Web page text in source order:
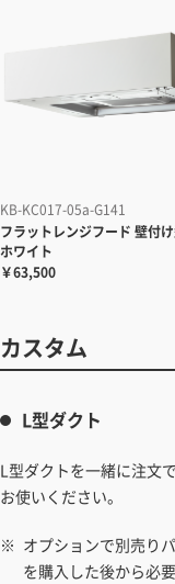
KB-KC017-05a-G141
フラットレンジフード 壁付
ホワイト
￥63,500
カスタム
L型ダクト
L型ダクトを一緒に注文
お使いください。
オプションで別売り
を購入した後から必